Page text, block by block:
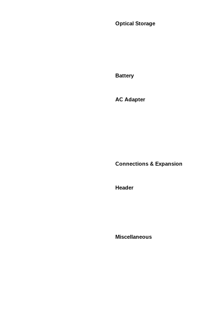
Optical Storage
Battery
AC Adapter
Connections & Expansion
Header
Miscellaneous